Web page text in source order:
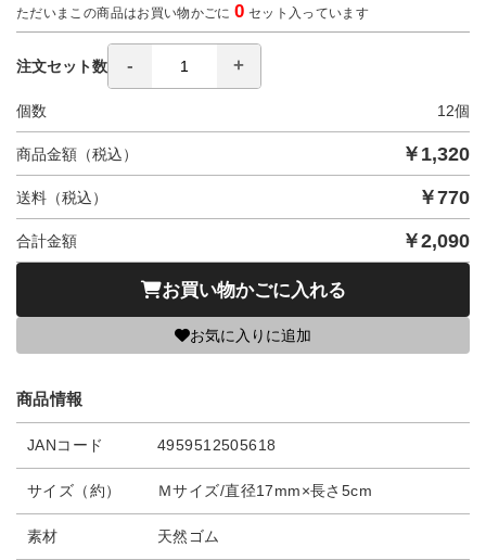
ただいまこの商品はお買い物かごに0 セット入っています
注文セット数
個数 12個
商品金額（税込） ￥ 1,320
送料（税込） ￥770
合計金額 ￥2,090
お買い物かごに入れる
お気に入りに追加
商品情報
JANコード 4959512505618
サイズ（約） Ｍサイズ/直径17mm×長さ5cm
素材 天然ゴム